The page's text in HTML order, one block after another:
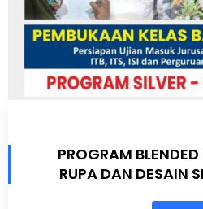
PROGRAM
RUPA DAN DESAIN